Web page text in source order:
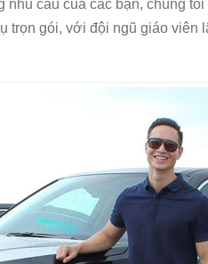
nhu cầu của các bạn, chúng
trọn gói, với đội ngũ giáo viên